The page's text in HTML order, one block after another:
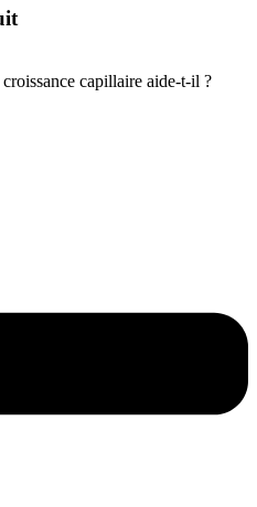
capillaire aide-t-il ?